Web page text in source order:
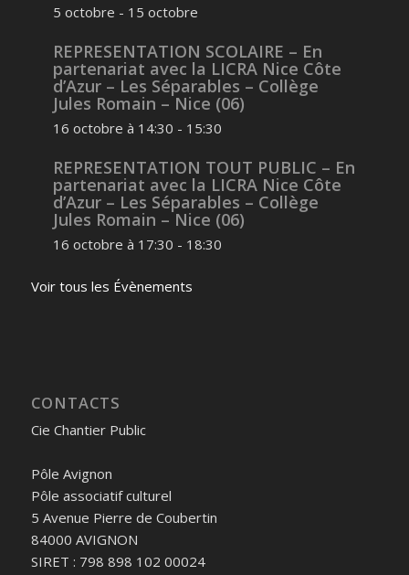
5 octobre - 15 octobre
REPRESENTATION SCOLAIRE – En
partenariat avec la LICRA Nice Côte
d’Azur – Les Séparables – Collège
Jules Romain – Nice (06)
16 octobre à 14:30 - 15:30
REPRESENTATION TOUT PUBLIC – En
partenariat avec la LICRA Nice Côte
d’Azur – Les Séparables – Collège
Jules Romain – Nice (06)
16 octobre à 17:30 - 18:30
Voir tous les Évènements
CONTACTS
Cie Chantier Public
Pôle Avignon
Pôle associatif culturel
5 Avenue Pierre de Coubertin
84000 AVIGNON
SIRET : 798 898 102 00024